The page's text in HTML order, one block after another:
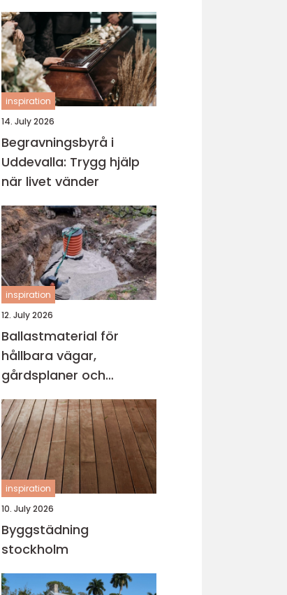
inspiration
14. July 2026
Begravningsbyrå i
Uddevalla: Trygg hjälp
när livet vänder
inspiration
12. July 2026
Ballastmaterial för
hållbara vägar,
gårdsplaner och
byggprojekt
inspiration
10. July 2026
Byggstädning
stockholm